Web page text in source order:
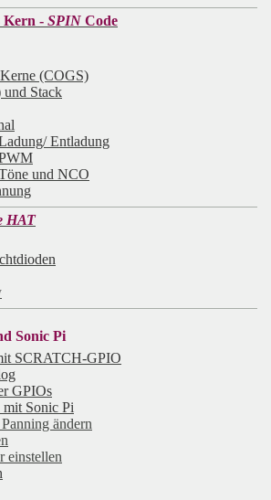
Kern - SPIN Code
(COGS)
Stack
Entladung
und NCO
HAT
Sonic Pi
SCRATCH-GPIO
GPIOs
mit Sonic Pi
ändern
einstellen